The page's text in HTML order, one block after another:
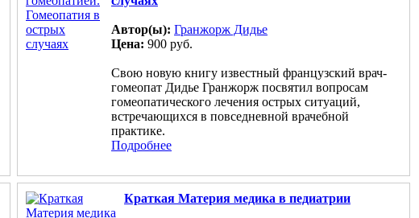
Автор(ы): Гранжорж Дидье
Цена: 900 руб.
Свою новую книгу известный французский врач-
гомеопат Дидье Гранжорж посвятил вопросам
гомеопатического лечения острых ситуаций,
встречающихся в повседневной врачебной
практике.
Подробнее
Краткая Материя медика в педиатрии